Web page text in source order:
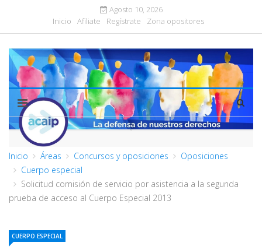
Agosto 10, 2026
Inicio
Afiliate Regístrate Zona opositores
Inicio Áreas Concursos y oposiciones
Oposiciones
Cuerpo especial
Solicitud comisión de servicio por asistencia a la segunda
prueba de acceso al Cuerpo Especial 2013
CUERPO ESPECIAL